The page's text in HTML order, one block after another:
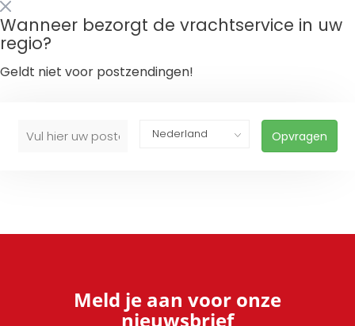
Wanneer bezorgt de vrachtservice in uw
regio?
Geldt niet voor postzendingen!
Opvragen
Meld je aan voor onze
nieuwsbrief